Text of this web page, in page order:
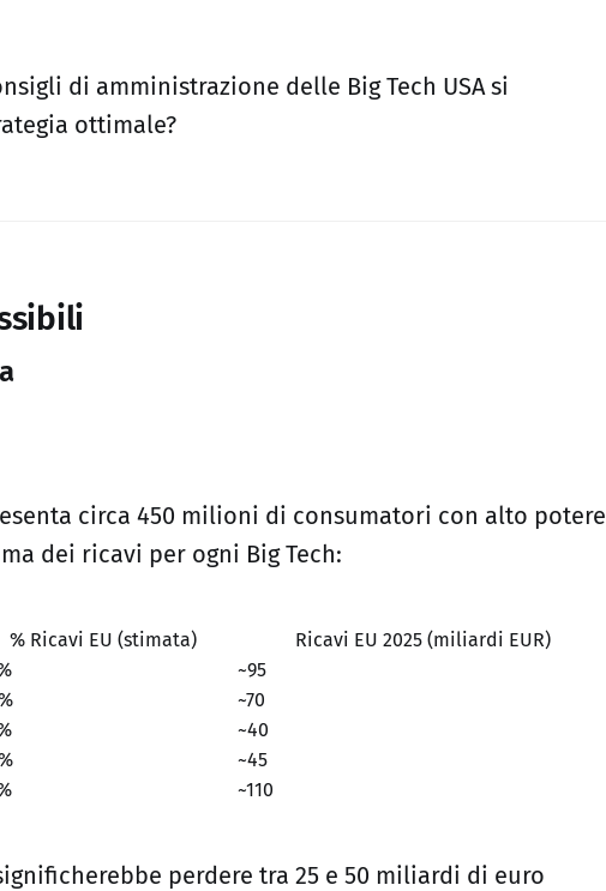
di amministrazione delle Big Tech USA si
ottimale?
circa 450 milioni di consumatori con alto potere
dei ricavi per ogni Big Tech:
% Ricavi EU (stimata)
Ricavi EU 2025 (miliardi EUR)
~95
~70
~40
~45
~110
perdere tra 25 e 50 miliardi di euro